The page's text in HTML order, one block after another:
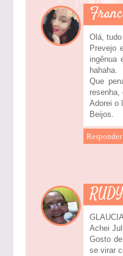
Olá,
Prevejo
ingênua
hahaha.
Que
resenha,
Adorei o
Beijos.
Responder
Achei
Gosto
se virar